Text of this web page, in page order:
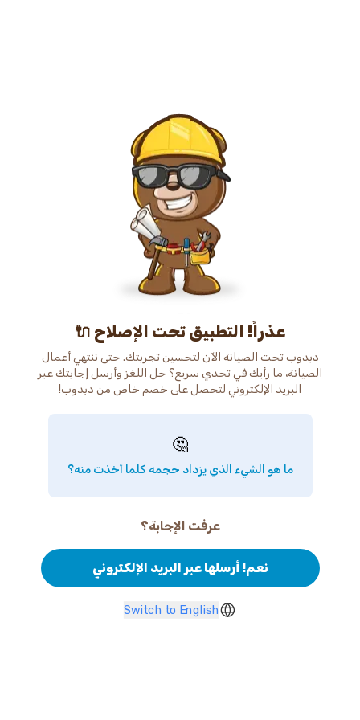
عذراً! التطبيق تحت الإصلاح 🔌
دبدوب تحت الصيانة الآن لتحسين تجربتك. حتى ننتهي أعمال
الصيانة، ما رأيك في تحدي سريع؟ حل اللغز وأرسل إجابتك عبر
البريد الإلكتروني لتحصل على خصم خاص من دبدوب!
🤔
ما هو الشيء الذي يزداد حجمه كلما أخذت منه؟
عرفت الإجابة؟
نعم! أرسلها عبر البريد الإلكتروني
Switch to English